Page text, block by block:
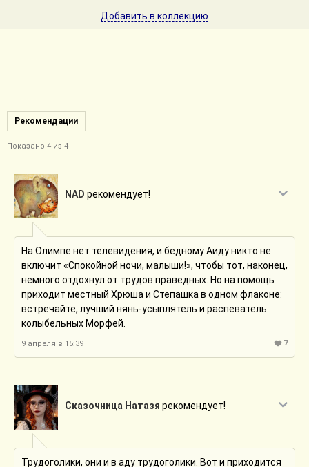
Добавить в коллекцию
Рекомендации
Показано 4 из 4
NAD рекомендует!
На Олимпе нет телевидения, и бедному Аиду никто не
включит «Спокойной ночи, малыши!», чтобы тот, наконец,
немного отдохнул от трудов праведных. Но на помощь
приходит местный Хрюша и Степашка в одном флаконе:
встречайте, лучший нянь-усыплятель и распеватель
колыбельных Морфей.
9 апреля в 15:39 7
Сказочница Натазя рекомендует!
Трудоголики, они и в аду трудоголики. Вот и приходится